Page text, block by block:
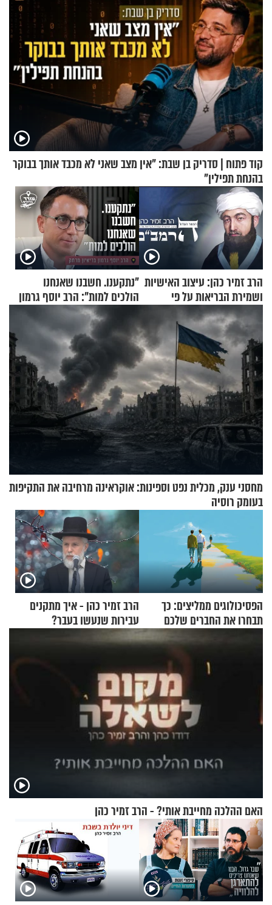
קוד פתוח | סדריק בן שבת: "אין מצב שאני לא מכבד אותך בבוקר
בהנחת תפילין"
הרב זמיר כהן: עיצוב האישיות
ושמירת הבריאות על פי
הרמב"ם - פרק 6
"נתקענו. חשבנו שאנחנו
הולכים למות": הרב יוסף גרמון
בריאיון מרתק
מחסני ענק, מכלית נפט וספינות: אוקראינה מרחיבה את התקיפות
בעומק רוסיה
הפסיכולוגים ממליצים: כך
תבחרו את החברים שלכם
הרב זמיר כהן - איך מתקנים
עבירות שנעשו בעבר?
האם ההלכה מחייבת אותי? - הרב זמיר כהן